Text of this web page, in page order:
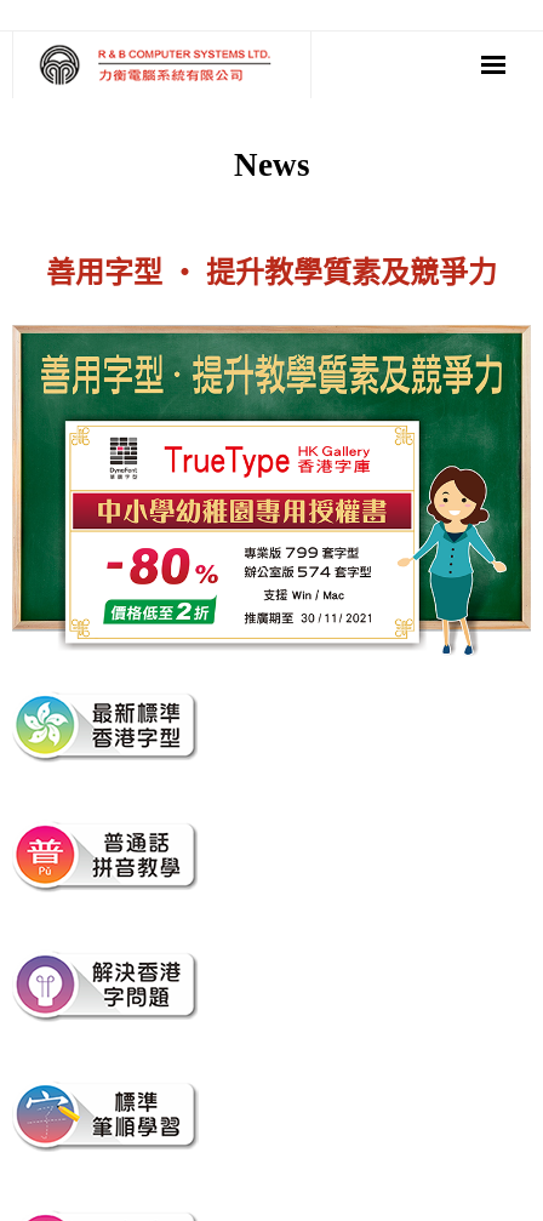
News
善用字型 ‧ 提升教學質素及競爭力